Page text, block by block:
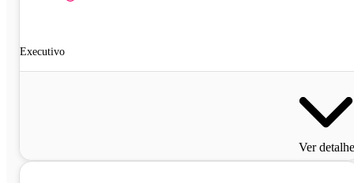
Executivo
Ver